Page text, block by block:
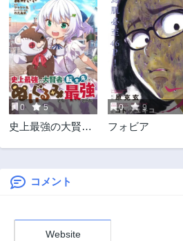
第35.1話
11ヶ月前
第
11ヶ
第34.2話
11ヶ月前
第
11ヶ
第33.2話
1年前
第
1年前
第32.3話
1年前
第
第32.1話 第
第31.2話
第30.3話
0 5
史上最強の大賢
した
0 9
フォビア
コメント
Website